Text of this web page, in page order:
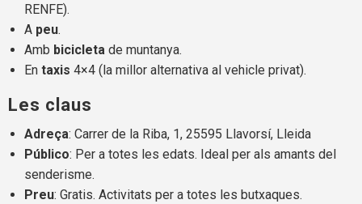
RENFE).
A peu.
Amb bicicleta de muntanya.
En taxis 4×4 (la millor alternativa al vehicle privat).
Les claus
Adreça: Carrer de la Riba, 1, 25595 Llavorsí, Lleida
Público: Per a totes les edats. Ideal per als amants del
senderisme.
Preu: Gratis. Activitats per a totes les butxaques.